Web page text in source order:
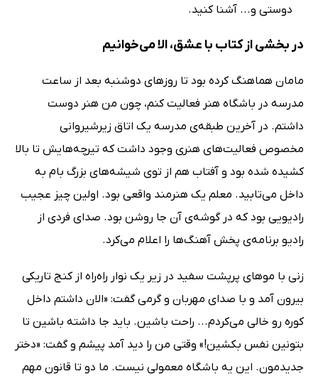
دوستی و... آشنا کنید.
در بخشی از کتاب با عشق، الا می‌خوانیم
مامان هماهنگ کرده بود تا روزهای دوشنبه بعد از ساعت
مدرسه در باشگاه هنر فعالیت کنم، چون من هنر دوست
داشتم. در آخرین طبقه‌ی مدرسه یک اتاق زیرشیروانی
مخصوص فعالیت‌های هنری وجود داشت که تیرچه‌هایش تا بالا
کشیده شده بود و آفتاب هم از توی شیشه‌های بزرگ بام به
داخل می‌تابید. معلم یک هنرمند واقعی بود. اولین چیز عجیب
رادیویی بود که در گوشه‌ی آن جا روشن بود. صدای فردی از
رادیو برنامه‌ی پخش آهنگ‌ها را اعلام می‌کرد.
زنی با موهای پرپشت سفید در زیر یک نوار راه‌راه از کنج تاریکی
بیرون آمد و با صدای مهربان و گرمی گفت: «الان داشتم داخل
کوره رو خالی می‌کردم... راحت باشین. باید جا داشته باشین تا
بتونین نفس بکشین!» وقتی من را دید آمد پیشم و گفت: «دختر
جدیدمون. این یه باشگاه معمولی نیست. ما دو تا قانون مهم